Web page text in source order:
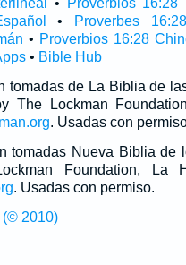
• Proverbios 16:28
• Proverbes
• Proverbios 16:28
• Bible Hub
tomadas de La Biblia de
The Lockman
. Usadas con
tomadas Nueva Biblia de
Foundation, La
. Usadas con permiso.
(© 2010)